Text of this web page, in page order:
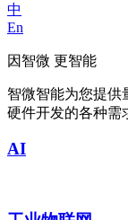
中
En
因智微 更智能
智微智能为您提供
硬件开发的各种需
AI